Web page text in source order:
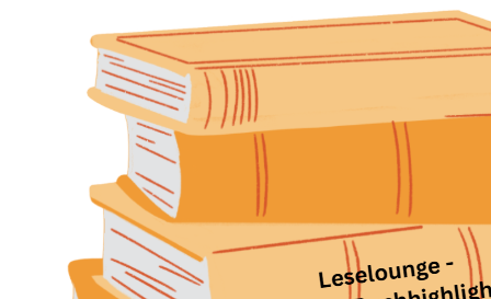
Informationen aus dem Rathaus
Öffentliche Bekanntmachungen
Freitaler Anzeiger
Pressemitteilungen
Stellenausschreibungen
Ausschreibungen VOB/VOL
Verkehrsinfo & Baustellen
Zwangsversteigerungen
Stadtverwaltung
Oberbürgermeister
Geschäftsbereiche & Ämter
Bürgerbüro Stadt Freital
Kommunale Einrichtungen